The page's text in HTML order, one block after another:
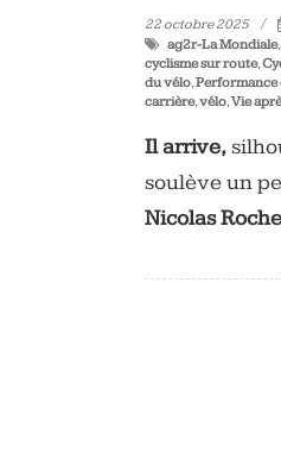
22 octobre 2025
ag2r-La Mondiale,
cyclisme sur route,
du vélo,Performance
carrière,vélo,Vie
Il arrive,
soulève un
Nicolas Roche